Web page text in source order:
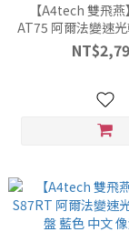
【A4tech 雙飛
AT75 阿爾法變速
盤 中文